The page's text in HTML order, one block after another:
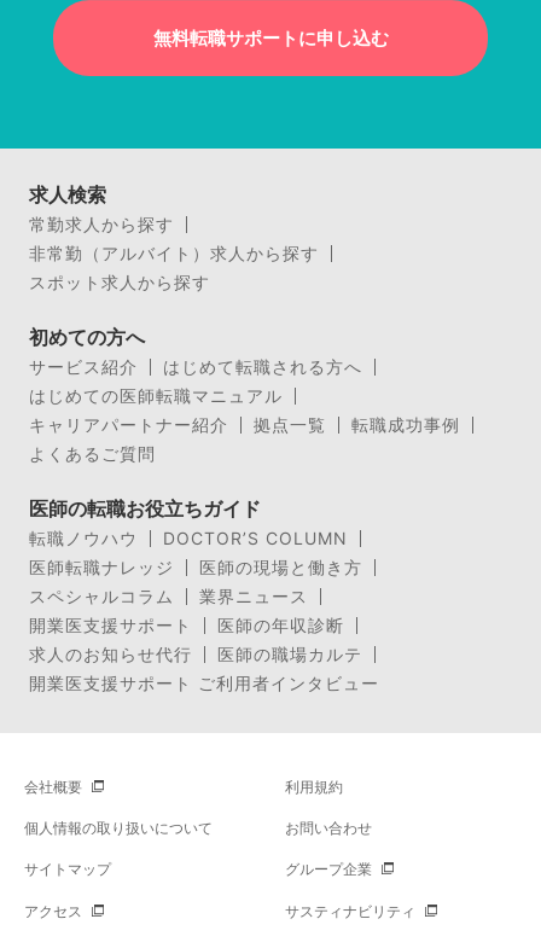
無料転職サポートに申し込む
求人検索
常勤求人から探す
非常勤（アルバイト）求人から探す
スポット求人から探す
初めての方へ
サービス紹介
はじめて転職される方へ
はじめての医師転職マニュアル
キャリアパートナー紹介
拠点一覧
転職成功事例
よくあるご質問
医師の転職お役立ちガイド
転職ノウハウ
DOCTOR’S COLUMN
医師転職ナレッジ
医師の現場と働き方
スペシャルコラム
業界ニュース
開業医支援サポート
医師の年収診断
求人のお知らせ代行
医師の職場カルテ
開業医支援サポート ご利用者インタビュー
会社概要 利用規約
個人情報の取り扱いについて お問い合わせ
サイトマップ グループ企業
アクセス サスティナビリティ